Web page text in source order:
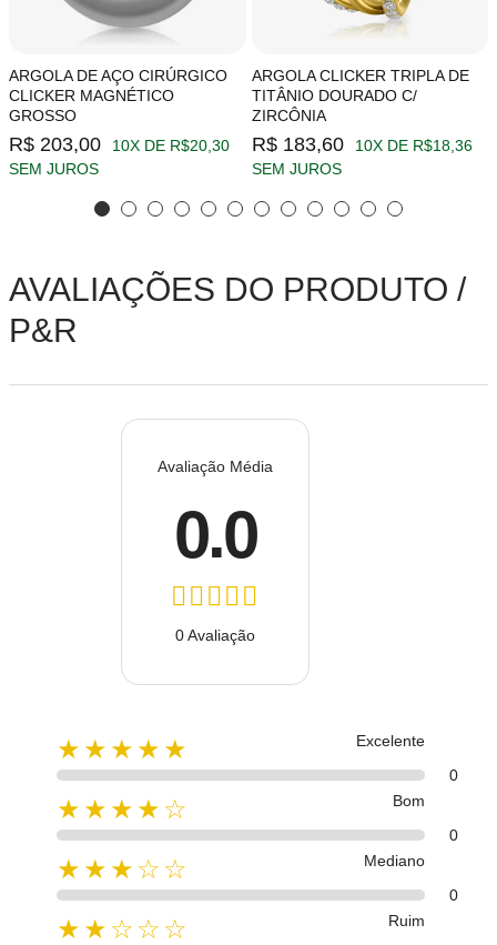
ARGOLA DE AÇO CIRÚRGICO
CLICKER MAGNÉTICO
GROSSO
R$ 203,00
10X DE R$20,30
SEM JUROS
ARGOLA CLICKER TRIPLA DE
TITÂNIO DOURADO C/
ZIRCÔNIA
R$ 183,60
10X DE R$18,36
SEM JUROS
AVALIAÇÕES DO PRODUTO /
P&R
Avaliação Média
0.0
0 Avaliação
★★★★★
Excelente
0
★★★★☆
Bom
0
★★★☆☆
Mediano
0
★★☆☆☆
Ruim